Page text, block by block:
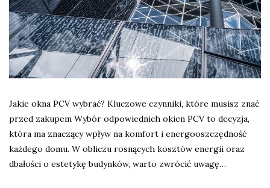
Jakie okna PCV wybrać? Kluczowe czynniki, które musisz znać
przed zakupem Wybór odpowiednich okien PCV to decyzja,
która ma znaczący wpływ na komfort i energooszczędność
każdego domu. W obliczu rosnących kosztów energii oraz
dbałości o estetykę budynków, warto zwrócić uwagę…